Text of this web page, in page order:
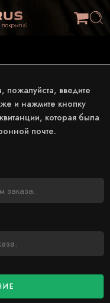
пожалуйста, введите
и нажмите кнопку
которая была
почте.